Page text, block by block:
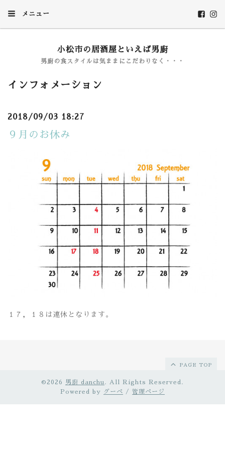
メニュー
小松市の居酒屋といえば男廚
男廚の食スタイルは気ままにこだわりなく・・・
インフォメーション
2018/09/03 18:27
９月のお休み
１７，１８は連休となります。
PAGE TOP
©2026 男廚 danchu . All Rights Reserved.
Powered by
グーペ / 管理ページ